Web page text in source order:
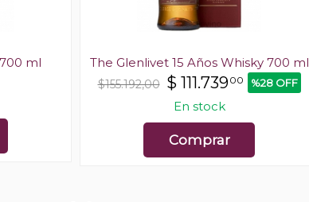
ml The Glenlivet 15 Años Whisky 700 ml
$155.192,00 $ 111.73900 %28 OFF
En stock
Comprar